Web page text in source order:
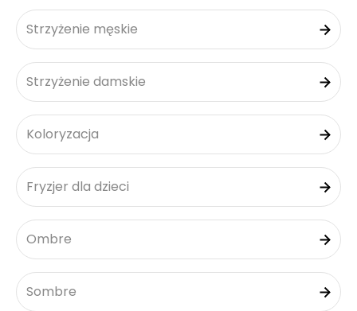
Strzyżenie męskie
Strzyżenie damskie
Koloryzacja
Fryzjer dla dzieci
Ombre
Sombre